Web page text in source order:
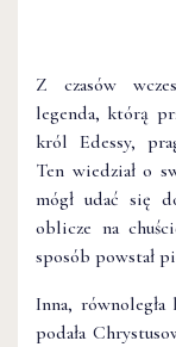
Z czasów
legenda, którą
król Edessy,
Ten wiedział o
mógł udać się
oblicze na
sposób powstał
Inna,
podała